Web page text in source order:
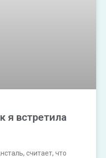
я встретила
считает, что